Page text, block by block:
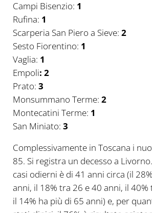
Campi Bisenzio: 1
Rufina: 1
Scarperia San Piero a Sieve: 2
Sesto Fiorentino: 1
Vaglia: 1
Empoli: 2
Prato: 3
Monsummano Terme: 2
Montecatini Terme: 1
San Miniato: 3
Complessivamente in Toscana i
85. Si registra un decesso a
casi odierni è di 41 anni circa (il
anni, il 18% tra 26 e 40 anni, il 40%
il 14% ha più di 65 anni) e, per